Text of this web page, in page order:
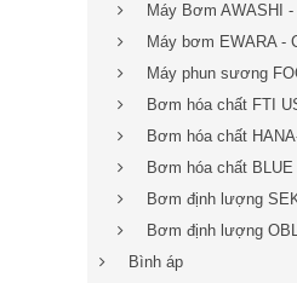
Máy Bơm AWASHI -
Máy bơm EWARA -
Máy phun sương
Bơm hóa chất FTI
Bơm hóa chất
Bơm hóa chất BLUE
Bơm định lượng
Bơm định lượng
Bình áp